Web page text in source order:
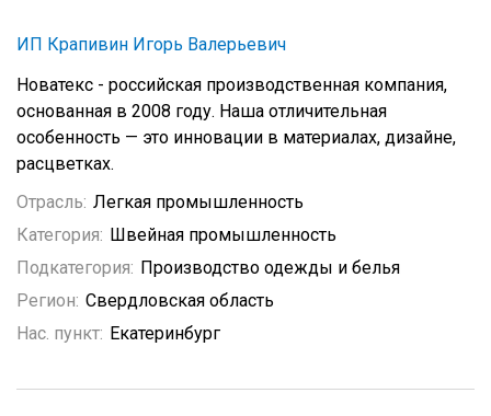
ИП Крапивин Игорь Валерьевич
Новатекс - российская производственная компания,
основанная в 2008 году. Наша отличительная
особенность — это инновации в материалах, дизайне,
расцветках.
Отрасль: Легкая промышленность
Категория: Швейная промышленность
Подкатегория: Производство одежды и белья
Регион: Свердловская область
Нас. пункт: Екатеринбург